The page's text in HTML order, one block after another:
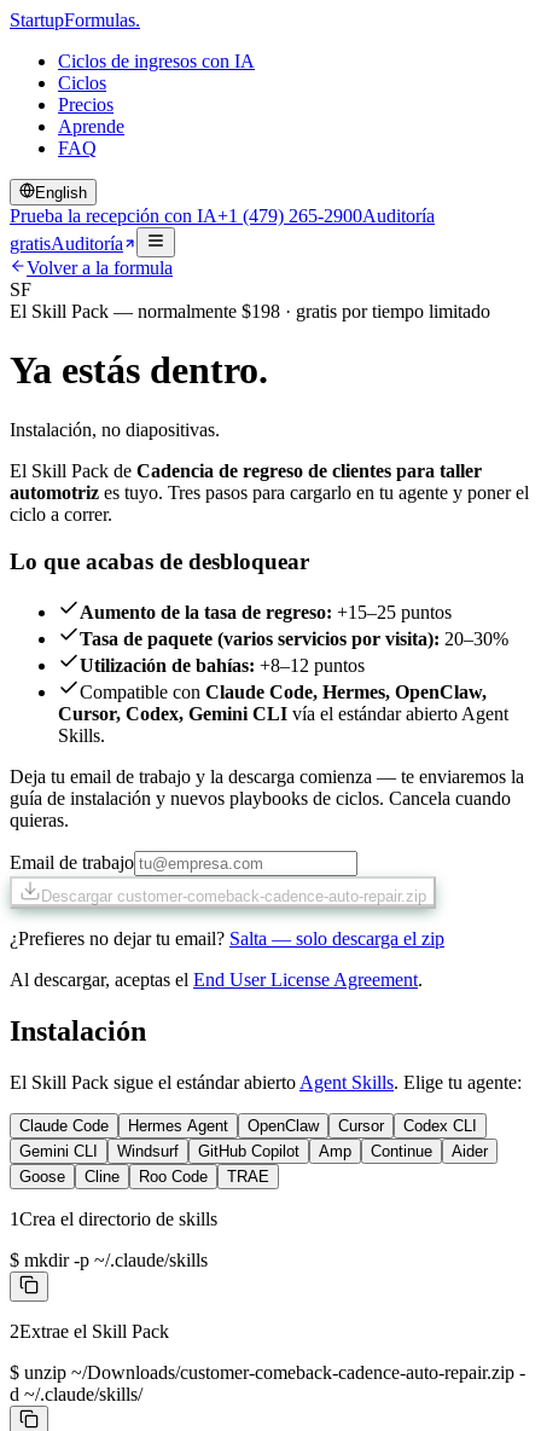
StartupFormulas.
Ciclos de ingresos con IA
Ciclos
Precios
Aprende
FAQ
English
Prueba la recepción con IA+1 (479) 265-2900Auditoría
gratisAuditoría
Volver a la formula
SF
El Skill Pack — normalmente $198 · gratis por tiempo limitado
Ya estás dentro.
Instalación, no diapositivas.
El Skill Pack de Cadencia de regreso de clientes para taller
automotriz es tuyo. Tres pasos para cargarlo en tu agente y poner el
ciclo a correr.
Lo que acabas de desbloquear
Aumento de la tasa de regreso: +15–25 puntos
Tasa de paquete (varios servicios por visita): 20–30%
Utilización de bahías: +8–12 puntos
Compatible con Claude Code, Hermes, OpenClaw,
Cursor, Codex, Gemini CLI vía el estándar abierto Agent
Skills.
Deja tu email de trabajo y la descarga comienza — te enviaremos la
guía de instalación y nuevos playbooks de ciclos. Cancela cuando
quieras.
Email de trabajo
Descargar customer-comeback-cadence-auto-repair.zip
¿Prefieres no dejar tu email? Salta — solo descarga el zip
Al descargar, aceptas el End User License Agreement.
Instalación
El Skill Pack sigue el estándar abierto Agent Skills. Elige tu agente:
Claude Code Hermes Agent OpenClaw Cursor
Codex CLI
Gemini CLI
Windsurf GitHub Copilot Amp Continue
Aider
Goose
Cline Roo Code TRAE
1Crea el directorio de skills
$ mkdir -p ~/.claude/skills
2Extrae el Skill Pack
$ unzip ~/Downloads/customer-comeback-cadence-auto-repair.zip -
d ~/.claude/skills/